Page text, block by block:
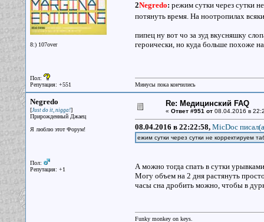
8:) 107over
Пол:
Репутация: +551
2Negredo: режим сутки через сутки
потянуть время. На ноотропилах
пипец ну вот чо за зуд вкусняшку
героически, но куда больше похоже
Минусы пока кончились
Negredo
[Just do it, nigga!]
Прирожденный Джаец
Я люблю этот Форум!
Пол:
Репутация: +1
Re: Медицинский FAQ
« Ответ #951 от08.04.2016 в
08.04.2016 в 22:22:58, MicDoc
ежим сутки через сутки не корректируем
А можно тогда спать в сутки
Могу объем на 2 дня растянуть
часы сна дробить можно, чтобы в
Funky monkey on keys.